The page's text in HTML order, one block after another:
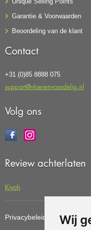
Wij
Garantie & Voorwaarden
Beoordeling van de klant
Contact
+31 (0)85 8888 075
support@vloerenvoordelig.nl
Volg ons
Review achterlaten
Kiyoh
Privacybeleid Cookiebeleid